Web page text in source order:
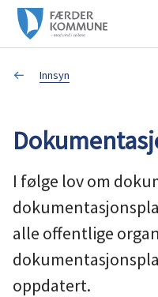
F
æ
d
e
r
k
o
Du
her:
Innsyn
I følge lov om
alle offentlige
oppdatert.